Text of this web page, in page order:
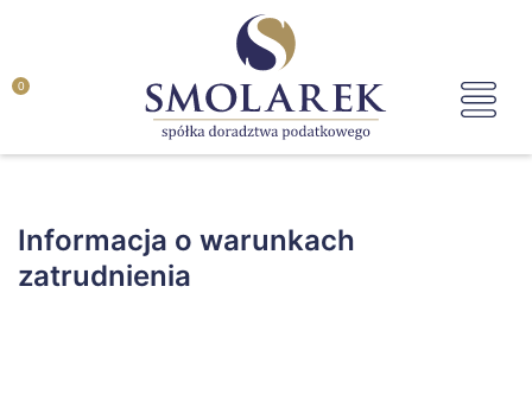
0
Informacja o warunkach
zatrudnienia